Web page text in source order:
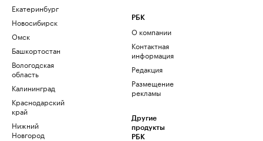
Екатеринбург
Новосибирск
Омск
Башкортостан
Вологодская
область
Калининград
Краснодарский
край
Нижний
Новгород
РБК
О компании
Контактная
информация
Редакция
Размещение
рекламы
Другие
продукты
РБК